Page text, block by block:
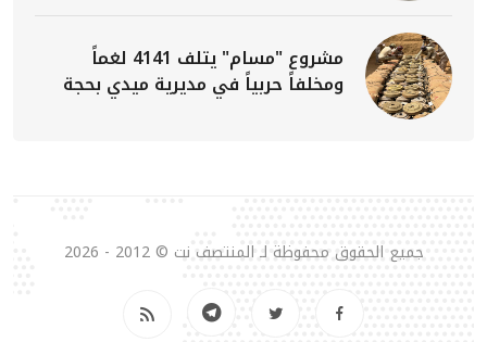
مشروع "مسام" يتلف 4141 لغماً
ومخلفاً حربياً في مديرية ميدي بحجة
جميع الحقوق محفوظة لـ المنتصف نت © 2012 - 2026